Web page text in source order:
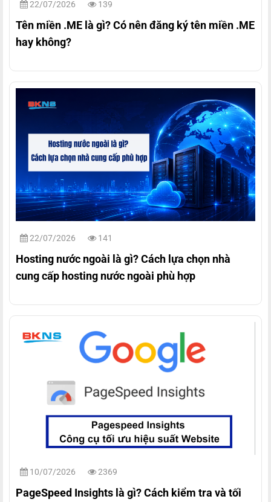
22/07/2026 139
Tên miền .ME là gì? Có nên đăng ký tên miền .ME
hay không?
22/07/2026 141
Hosting nước ngoài là gì? Cách lựa chọn nhà
cung cấp hosting nước ngoài phù hợp
10/07/2026 2369
PageSpeed Insights là gì? Cách kiểm tra và tối